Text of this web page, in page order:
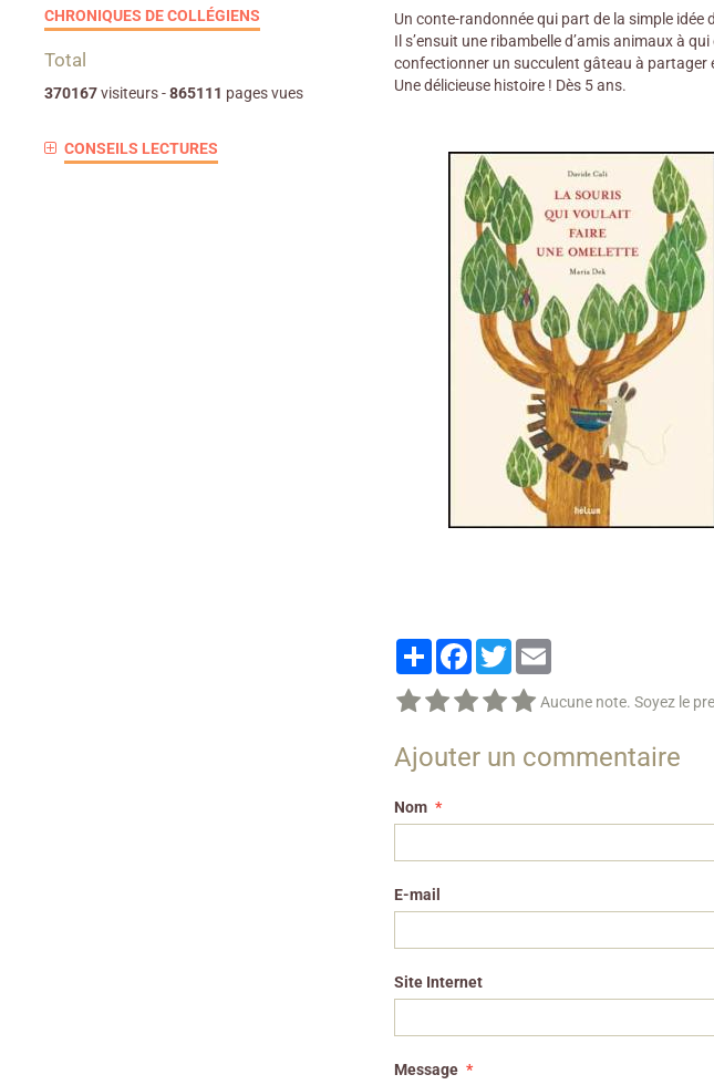
Un conte-randonnée qui part de la simple idée
Il s’ensuit une ribambelle d’amis animaux à
confectionner un succulent gâteau à partager
Une délicieuse histoire ! Dès 5 ans.
PartagerFacebook
Twitter
Aucune note. Soyez le
Ajouter un commentaire
Nom
E-mail
Site Internet
Message
CHRONIQUES DE COLLÉGIENS
Total
370167visiteurs -865111 pages vues
CONSEILS LECTURES